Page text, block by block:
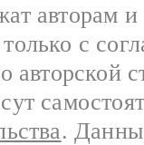
авторам
с
авторской
.